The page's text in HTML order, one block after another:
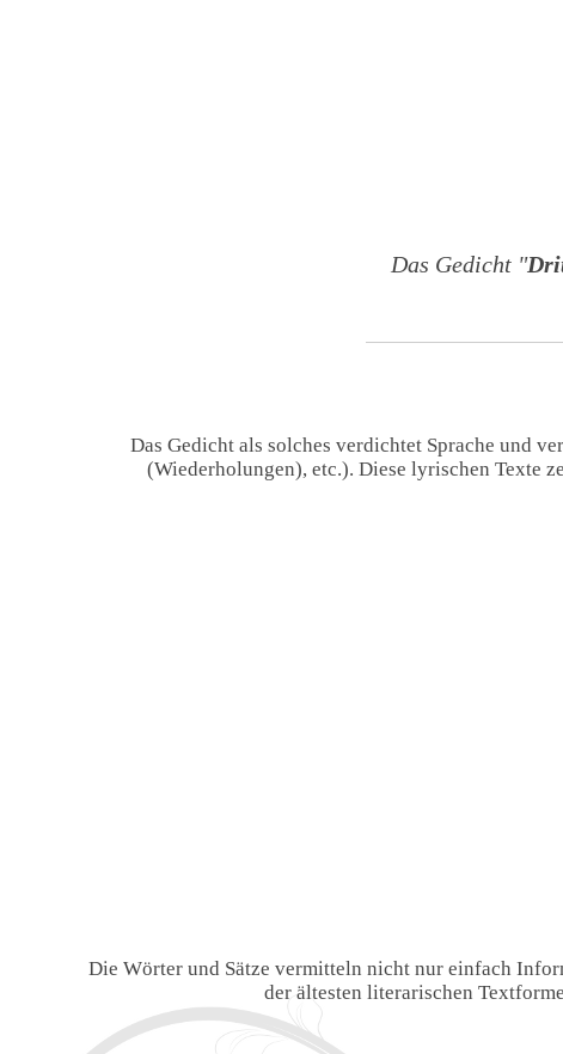
Das Gedicht "
Das Gedicht als solches verdichtet Sprache und
(Wiederholungen), etc.). Diese lyrischen Texte
Die Wörter und Sätze vermitteln nicht nur einfach
der ältesten literarischen